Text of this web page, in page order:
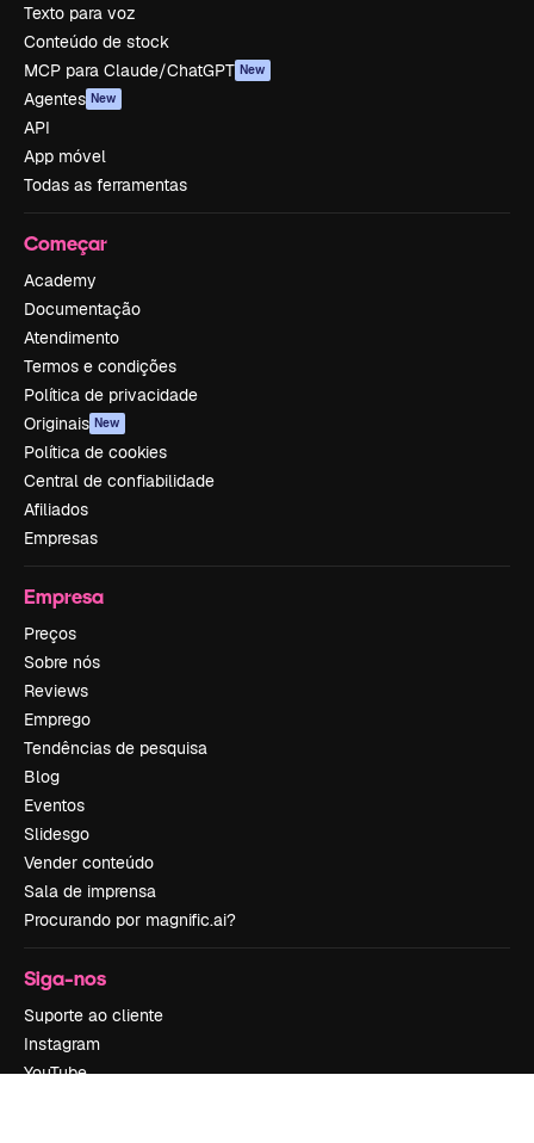
Texto para voz
Conteúdo de stock
MCP para Claude/ChatGPT New
Agentes New
API
App móvel
Todas as ferramentas
Começar
Academy
Documentação
Atendimento
Termos e condições
Política de privacidade
Originais New
Política de cookies
Central de confiabilidade
Afiliados
Empresas
Empresa
Preços
Sobre nós
Reviews
Emprego
Tendências de pesquisa
Blog
Eventos
Slidesgo
Vender conteúdo
Sala de imprensa
Procurando por magnific.ai?
Siga-nos
Suporte ao cliente
Instagram
YouTube